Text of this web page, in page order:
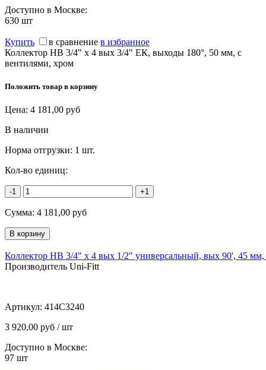
Доступно в Москве:
630 шт
Купить в сравнение в избранное
Коллектор НВ 3/4" х 4 вых 3/4" ЕК, выходы 180°, 50 мм, с
вентилями, хром
Положить товар в корзину
Цена: 4 181,00 руб
В наличии
Норма отгрузки: 1 шт.
Кол-во единиц:
-1 +1
Сумма: 4 181,00 руб
Коллектор НВ 3/4" х 4 вых 1/2" универсальный, вых 90', 45 мм,
Производитель Uni-Fitt
Артикул: 414C3240
3 920,00 руб / шт
Доступно в Москве:
97 шт